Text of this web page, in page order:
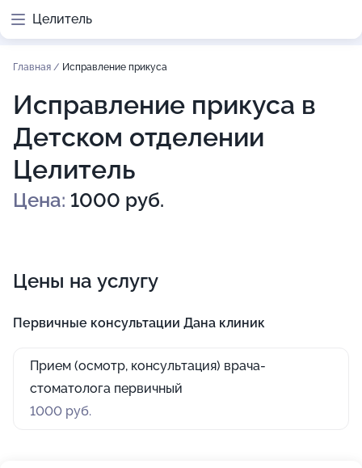
Целитель
Главная / Исправление прикуса
Исправление прикуса в
Детском отделении
Целитель
Цена: 1000 руб.
Цены на услугу
Первичные консультации Дана клиник
Прием (осмотр, консультация) врача-
стоматолога первичный
1000 руб.